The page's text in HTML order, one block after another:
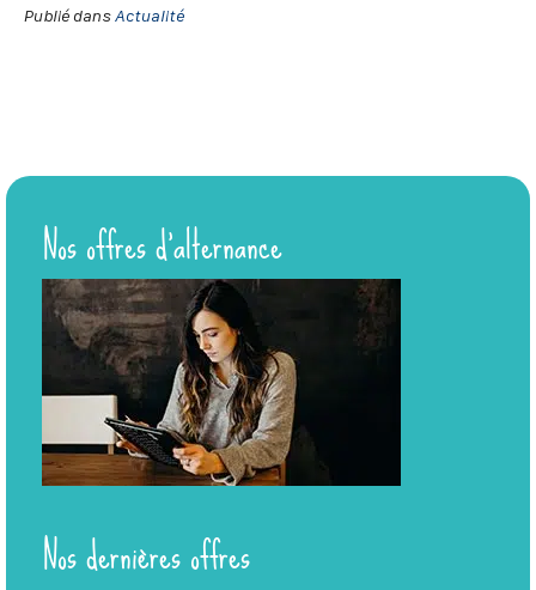
Publié dansActualité
Nos offres d’alternance
Nos dernières offres